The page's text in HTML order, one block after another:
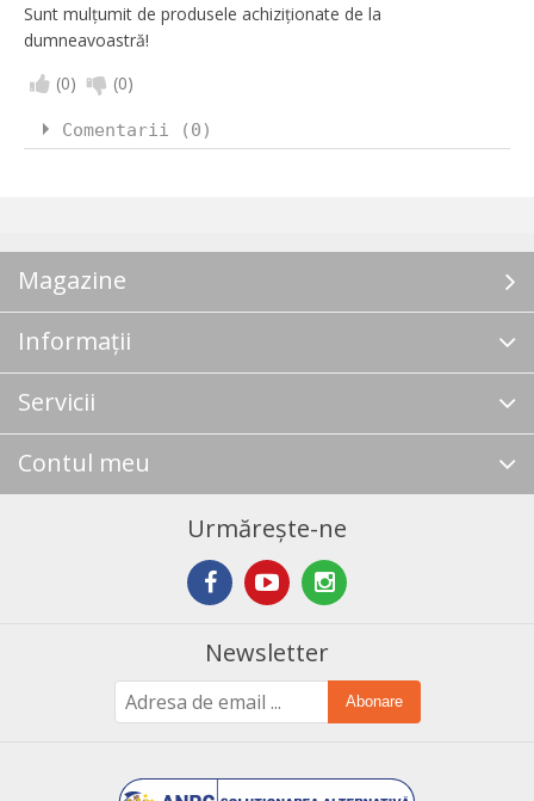
Sunt mulțumit de produsele achiziționate de la
dumneavoastră!
(0) (0)
Comentarii (0)
Magazine
Informații
Servicii
Contul meu
Urmărește-ne
Newsletter
Abonare